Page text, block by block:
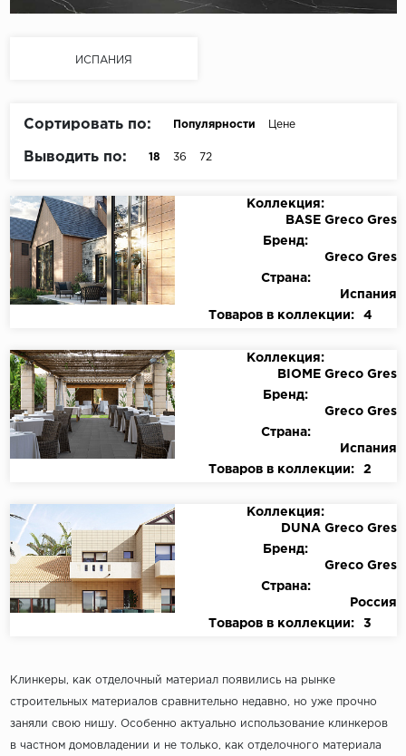
ИСПАНИЯ
Сортировать по: Популярности Цене
Выводить по: 18 36 72
Коллекция:
BASE Greco Gres
Бренд:
Greco Gres
Страна:
Испания
Товаров в коллекции:
4
Коллекция:
BIOME Greco Gres
Бренд:
Greco Gres
Страна:
Испания
Товаров в коллекции:
2
Коллекция:
DUNA Greco Gres
Бренд:
Greco Gres
Страна:
Россия
Товаров в коллекции:
3
Клинкеры, как отделочный материал появились на рынке
строительных материалов сравнительно недавно, но уже прочно
заняли свою нишу. Особенно актуально использование клинкеров
в частном домовладении и не только, как отделочного материала